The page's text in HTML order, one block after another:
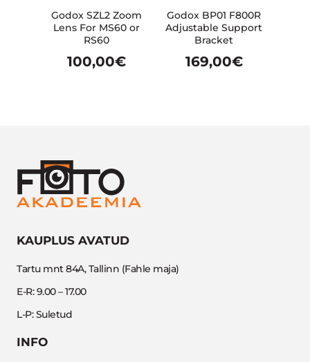
Godox SZL2 Zoom
Lens For MS60 or
RS60
100,00€
Godox BP01 F800R
Adjustable Support
Bracket
169,00€
KAUPLUS AVATUD
Tartu mnt 84A, Tallinn (Fahle maja)
E-R: 9.00 – 17.00
L-P: Suletud
INFO